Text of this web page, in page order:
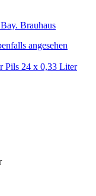
Brauhaus
angesehen
Pils 24 x 0,33 Liter